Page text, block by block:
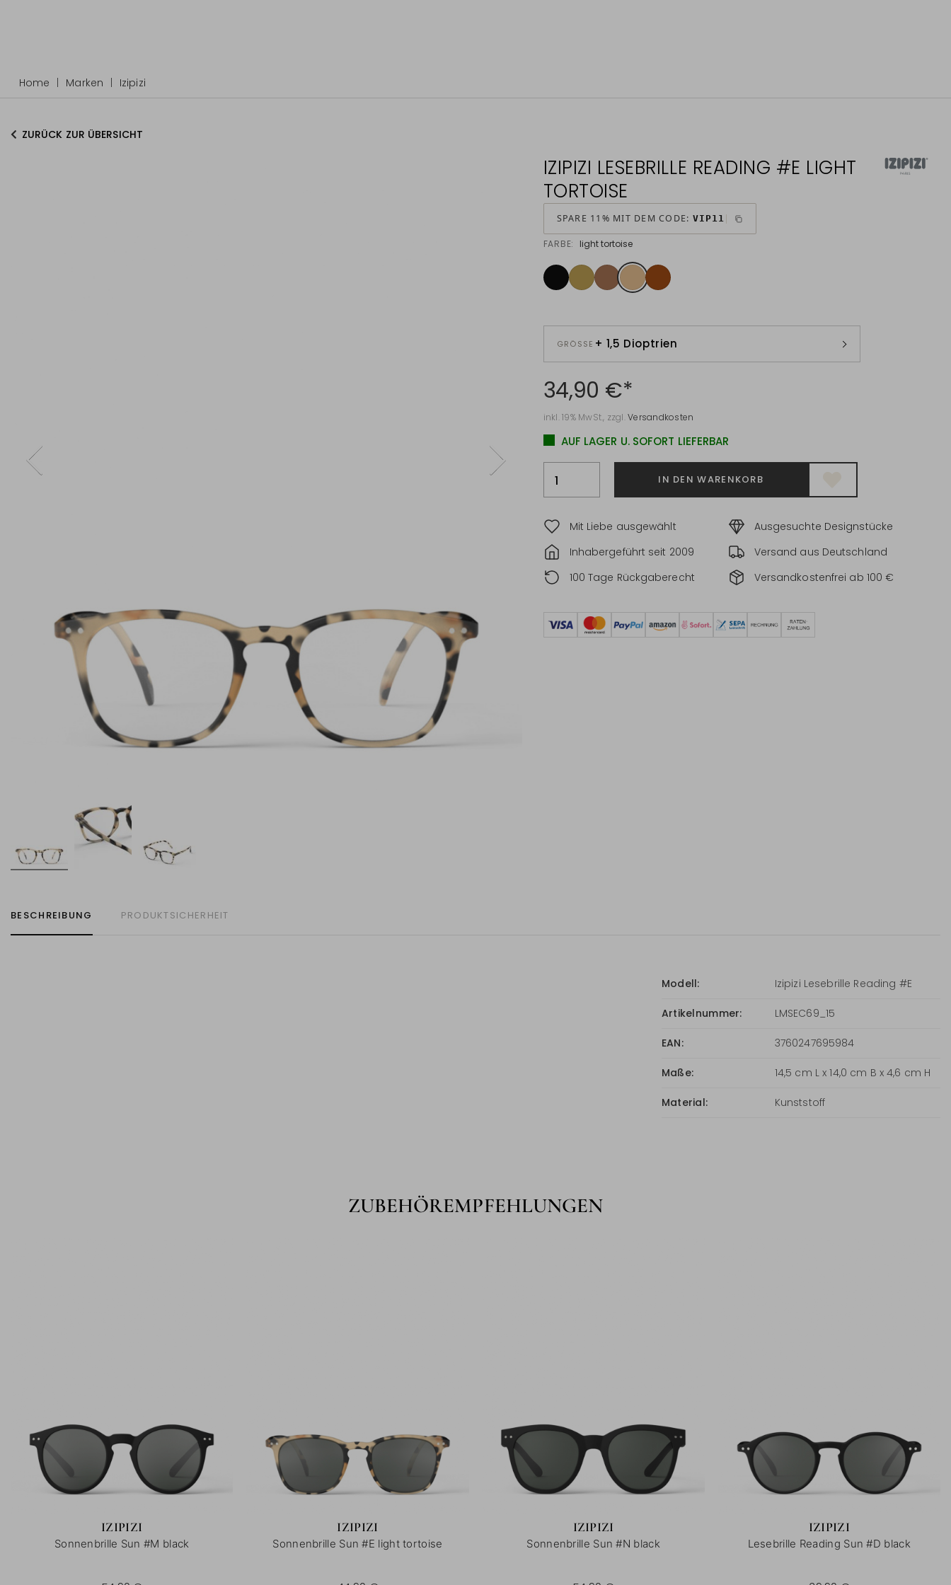
Home Marken Izipizi
ZURÜCK ZUR ÜBERSICHT
IZIPIZI LESEBRILLE READING #E LIGHT
TORTOISE
SPARE 11% MIT DEM CODE: VIP11
FARBE: light tortoise
GRÖSSE + 1,5 Dioptrien
34,90 €*
inkl. 19% MwSt., zzgl.Versandkosten
AUF LAGER U. SOFORT LIEFERBAR
IN DEN WARENKORB
Mit Liebe ausgewählt
Ausgesuchte Designstücke
Inhabergeführt seit 2009
Versand aus Deutschland
100 Tage Rückgaberecht
Versandkostenfrei ab 100 €
BESCHREIBUNG PRODUKTSICHERHEIT
Modell: Izipizi Lesebrille Reading #E
Artikelnummer: LMSEC69_15
EAN: 3760247695984
Maße: 14,5 cm L x 14,0 cm B x 4,6 cm H
Material: Kunststoff
ZUBEHÖREMPFEHLUNGEN
IZIPIZI
Sonnenbrille Sun #M black
IZIPIZI
Sonnenbrille Sun #E light tortoise
IZIPIZI
Sonnenbrille Sun #N black
IZIPIZI
Lesebrille Reading Sun #D black